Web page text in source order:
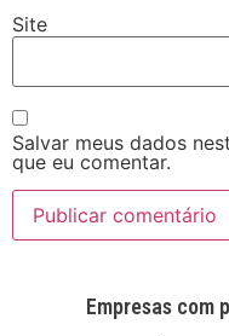
Site
Salvar meus dados
que eu comentar.
Empresas com